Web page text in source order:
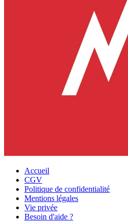
Accueil
CGV
Politique de confidentialité
Mentions légales
Vie privée
Besoin d'aide ?